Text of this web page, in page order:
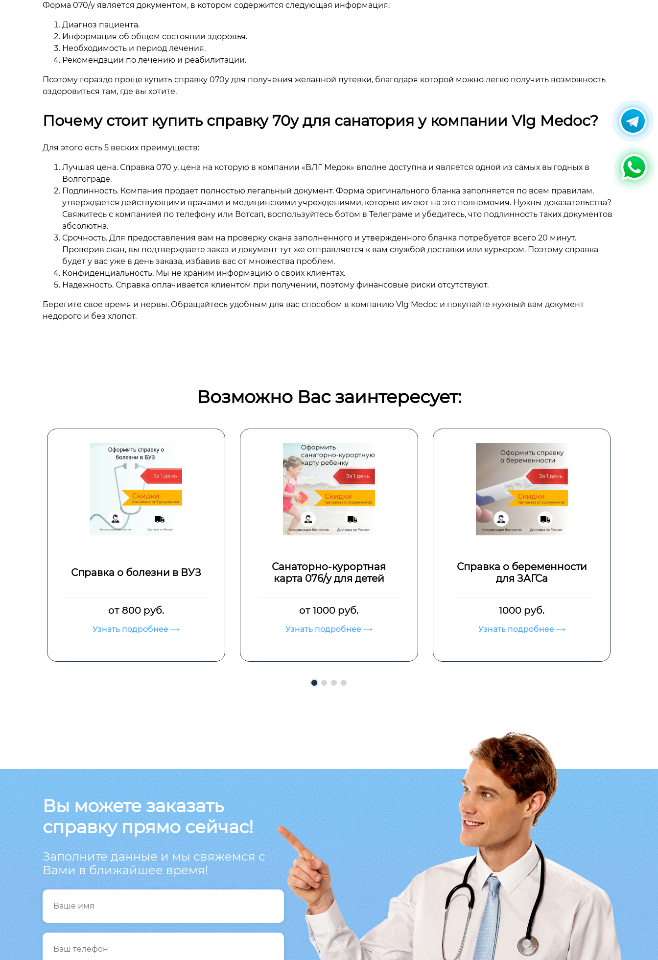
Форма 070/у является документом, в котором содержится следующая информация:
Диагноз пациента.
Информация об общем состоянии здоровья.
Необходимость и период лечения.
Рекомендации по лечению и реабилитации.
Поэтому гораздо проще купить справку 070у для получения желанной путевки, благодаря которой можно легко получить возможность
оздоровиться там, где вы хотите.
Почему стоит купить справку 70у для санатория у компании Vlg Medoc?
Для этого есть 5 веских преимуществ:
Лучшая цена. Справка 070 у, цена на которую в компании «ВЛГ Медок» вполне доступна и является одной из самых выгодных в
Волгограде.
Подлинность. Компания продает полностью легальный документ. Форма оригинального бланка заполняется по всем правилам,
утверждается действующими врачами и медицинскими учреждениями, которые имеют на это полномочия. Нужны доказательства?
Свяжитесь с компанией по телефону или Вотсап, воспользуйтесь ботом в Телеграме и убедитесь, что подлинность таких документов
абсолютна.
Срочность. Для предоставления вам на проверку скана заполненного и утвержденного бланка потребуется всего 20 минут.
Проверив скан, вы подтверждаете заказ и документ тут же отправляется к вам службой доставки или курьером. Поэтому справка
будет у вас уже в день заказа, избавив вас от множества проблем.
Конфиденциальность. Мы не храним информацию о своих клиентах.
Надежность. Справка оплачивается клиентом при получении, поэтому финансовые риски отсутствуют.
Берегите свое время и нервы. Обращайтесь удобным для вас способом в компанию Vlg Medoc и покупайте нужный вам документ
недорого и без хлопот.
Возможно Вас заинтересует:
Справка о болезни в ВУЗ
Узнать подробнее
Санаторно-курортная
карта 076/у для детей
Узнать подробнее
Справка о беременности
Узнать подробнее
Справка для
Вы можете заказать
справку прямо сейчас!
Заполните данные и мы свяжемся с
Вами в ближайшее время!